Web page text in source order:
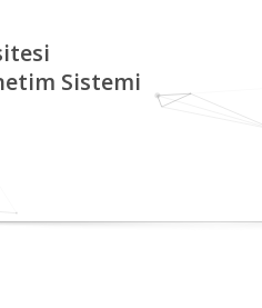
Sistemi